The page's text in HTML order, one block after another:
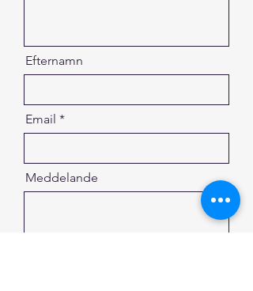
Efternamn
Email
Meddelande